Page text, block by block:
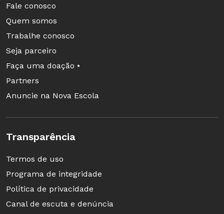
Fale conosco
Quem somos
Trabalhe conosco
Seja parceiro
Faça uma doação •
Partners
Anuncie na Nova Escola
Transparência
Termos de uso
Programa de integridade
Política de privacidade
Canal de escuta e denúncia